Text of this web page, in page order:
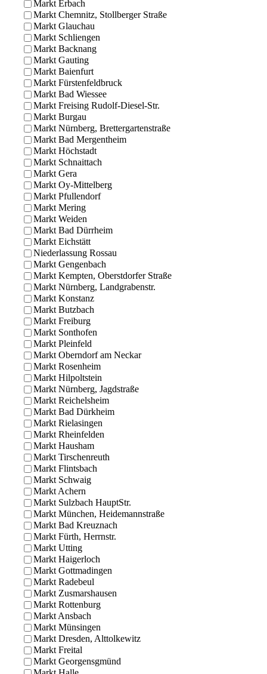
Markt Erbach
Markt Chemnitz, Stollberger Straße
Markt Glauchau
Markt Schliengen
Markt Backnang
Markt Gauting
Markt Baienfurt
Markt Fürstenfeldbruck
Markt Bad Wiessee
Markt Freising Rudolf-Diesel-Str.
Markt Burgau
Markt Nürnberg, Brettergartenstraße
Markt Bad Mergentheim
Markt Höchstadt
Markt Schnaittach
Markt Gera
Markt Oy-Mittelberg
Markt Pfullendorf
Markt Mering
Markt Weiden
Markt Bad Dürrheim
Markt Eichstätt
Niederlassung Rossau
Markt Gengenbach
Markt Kempten, Oberstdorfer Straße
Markt Nürnberg, Landgrabenstr.
Markt Konstanz
Markt Butzbach
Markt Freiburg
Markt Sonthofen
Markt Pleinfeld
Markt Oberndorf am Neckar
Markt Rosenheim
Markt Hilpoltstein
Markt Nürnberg, Jagdstraße
Markt Reichelsheim
Markt Bad Dürkheim
Markt Rielasingen
Markt Rheinfelden
Markt Hausham
Markt Tirschenreuth
Markt Flintsbach
Markt Schwaig
Markt Achern
Markt Sulzbach HauptStr.
Markt München, Heidemannstraße
Markt Bad Kreuznach
Markt Fürth, Herrnstr.
Markt Utting
Markt Haigerloch
Markt Gottmadingen
Markt Radebeul
Markt Zusmarshausen
Markt Rottenburg
Markt Ansbach
Markt Münsingen
Markt Dresden, Alttolkewitz
Markt Freital
Markt Georgensgmünd